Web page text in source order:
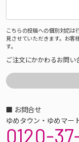
こちらの投稿への個別対応は
見させていただきます。お客
す。
ご注文にかかわるお問い
■ お問合せ
ゆめタウン・ゆめマー
0120-